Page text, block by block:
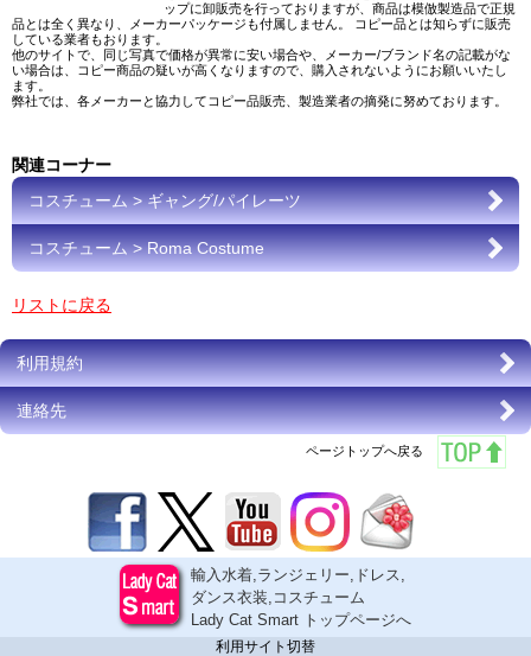
ップに卸販売を行っておりますが、商品は模倣製造品で正規
品とは全く異なり、メーカーパッケージも付属しません。 コピー品とは知らずに販売
している業者もおります。
他のサイトで、同じ写真で価格が異常に安い場合や、メーカー/ブランド名の記載がな
い場合は、コピー商品の疑いが高くなりますので、購入されないようにお願いいたし
ます。
弊社では、各メーカーと協力してコピー品販売、製造業者の摘発に努めております。
関連コーナー
コスチューム > ギャング/パイレーツ
コスチューム > Roma Costume
リストに戻る
利用規約
連絡先
ページトップへ戻る
輸入水着,ランジェリー,ドレス,
ダンス衣装,コスチューム
Lady Cat Smart トップページへ
利用サイト切替